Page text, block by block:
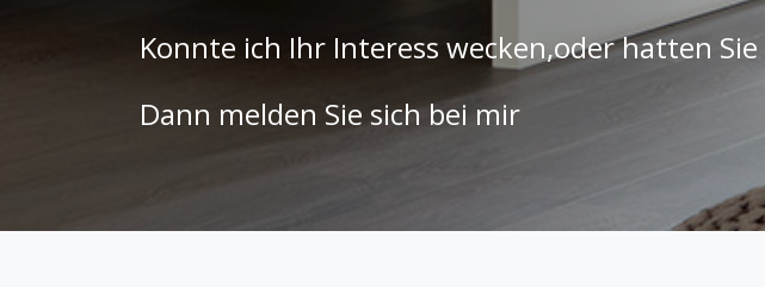
Konnte ich Ihr Interess wecken,oder hatten
Dann melden Sie sich bei mir